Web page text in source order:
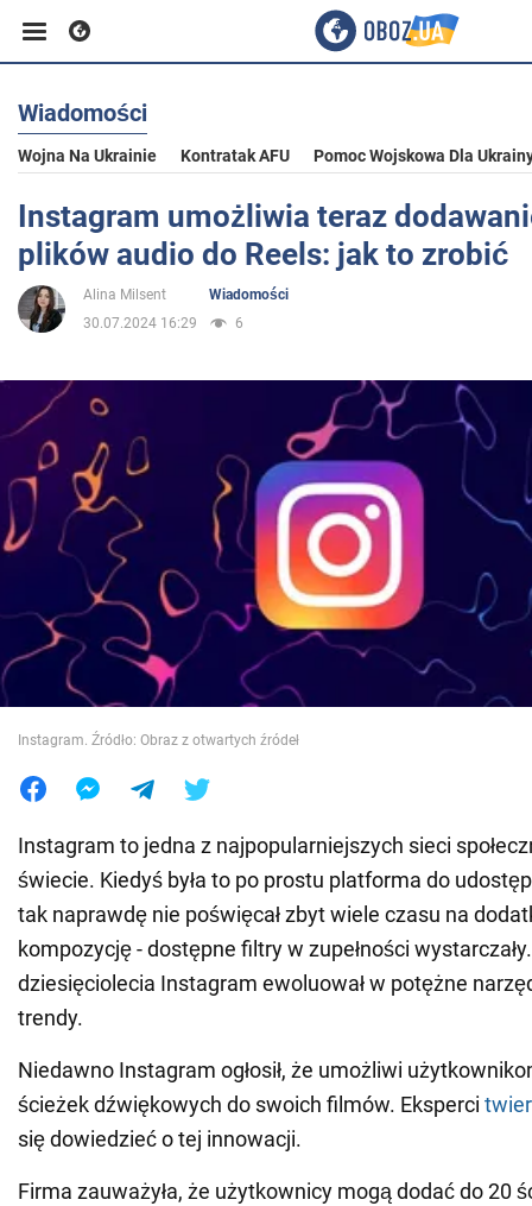
Biznes
Sport
Rozrywka
Polityka
Społeczeństwo
Wojna na Ukrainie
Świat
Jedzenie
Wiadomości
Wojna Na Ukrainie Kontratak AFU Pomoc Wojskowa Dla
Instagram umożliwia teraz
plików audio do Reels: jak to zrobić
Alina Milsent
Wiadomości
30.07.2024 16:29
6
Instagram. Źródło: Obraz z otwartych źródeł
Instagram to jedna z najpopularniejszych sieci
świecie. Kiedyś była to po prostu platforma do
tak naprawdę nie poświęcał zbyt wiele czasu na
kompozycję - dostępne filtry w zupełności
dziesięciolecia Instagram ewoluował w potężne
trendy.
Niedawno Instagram ogłosił, że umożliwi
ścieżek dźwiękowych do swoich filmów. Eksperci
się dowiedzieć o tej innowacji.
Firma zauważyła, że użytkownicy mogą dodać do 20